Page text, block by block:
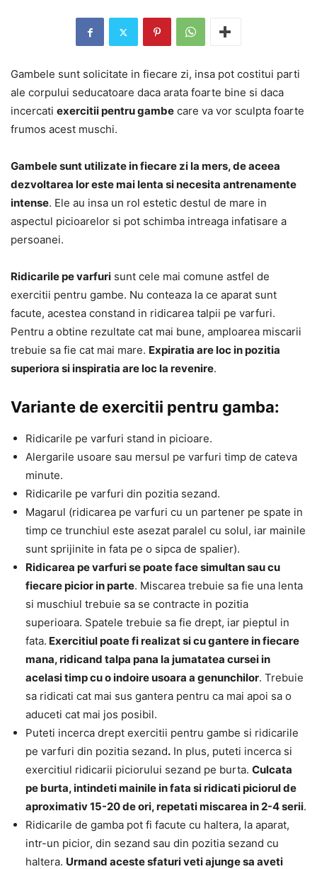
Gambele sunt solicitate in fiecare zi, insa pot costitui parti
ale corpului seducatoare daca arata foarte bine si daca
incercati exercitii pentru gambe care va vor sculpta foarte
frumos acest muschi.
Gambele sunt utilizate in fiecare zi la mers, de aceea
dezvoltarea lor este mai lenta si necesita antrenamente
intense. Ele au insa un rol estetic destul de mare in
aspectul picioarelor si pot schimba intreaga infatisare a
persoanei.
Ridicarile pe varfuri sunt cele mai comune astfel de
exercitii pentru gambe. Nu conteaza la ce aparat sunt
facute, acestea constand in ridicarea talpii pe varfuri.
Pentru a obtine rezultate cat mai bune, amploarea miscarii
trebuie sa fie cat mai mare. Expiratia are loc in pozitia
superiora si inspiratia are loc la revenire.
Variante de exercitii pentru gamba:
Ridicarile pe varfuri stand in picioare.
Alergarile usoare sau mersul pe varfuri timp de cateva
minute.
Ridicarile pe varfuri din pozitia sezand.
Magarul (ridicarea pe varfuri cu un partener pe spate in
timp ce trunchiul este asezat paralel cu solul, iar mainile
sunt sprijinite in fata pe o sipca de spalier).
Ridicarea pe varfuri se poate face simultan sau cu
fiecare picior in parte. Miscarea trebuie sa fie una lenta
si muschiul trebuie sa se contracte in pozitia
superioara. Spatele trebuie sa fie drept, iar pieptul in
fata. Exercitiul poate fi realizat si cu gantere in fiecare
mana, ridicand talpa pana la jumatatea cursei in
acelasi timp cu o indoire usoara a genunchilor. Trebuie
sa ridicati cat mai sus gantera pentru ca mai apoi sa o
aduceti cat mai jos posibil.
Puteti incerca drept exercitii pentru gambe si ridicarile
pe varfuri din pozitia sezand. In plus, puteti incerca si
exercitiul ridicarii piciorului sezand pe burta. Culcata
pe burta, intindeti mainile in fata si ridicati piciorul de
aproximativ 15-20 de ori, repetati miscarea in 2-4 serii.
Ridicarile de gamba pot fi facute cu haltera, la aparat,
intr-un picior, din sezand sau din pozitia sezand cu
haltera. Urmand aceste sfaturi veti ajunge sa aveti